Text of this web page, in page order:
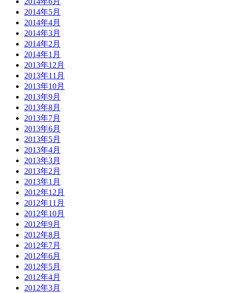
2014年5月
2014年4月
2014年3月
2014年2月
2014年1月
2013年12月
2013年11月
2013年10月
2013年9月
2013年8月
2013年7月
2013年6月
2013年5月
2013年4月
2013年3月
2013年2月
2013年1月
2012年12月
2012年11月
2012年10月
2012年9月
2012年8月
2012年7月
2012年6月
2012年5月
2012年4月
2012年3月